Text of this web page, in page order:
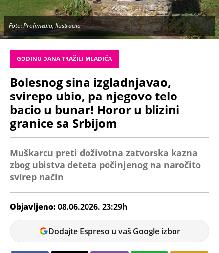
Foto: Profimedia, Ilustracija
GODINU DANA TRAŽILI MLADIĆA
Bolesnog sina izgladnjavao,
svirepo ubio, pa njegovo telo
bacio u bunar! Horor u blizini
granice sa Srbijom
Muškarcu preti doživotna zatvorska kazna
zbog ubistva deteta počinjenog na naročito
svirep način
Objavljeno: 08.06.2026. 23:29h
Tamara
Marić
Dodajte Espreso u vaš Google izbor